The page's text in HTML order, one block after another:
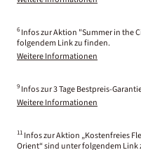
6 Infos zur Aktion "Summer in the
folgendem Link zu finden.
Weitere Informationen
9 Infos zur 3 Tage Bestpreis-
Weitere Informationen
11 Infos zur Aktion „Kostenfreies
Orient“ sind unter folgendem Link